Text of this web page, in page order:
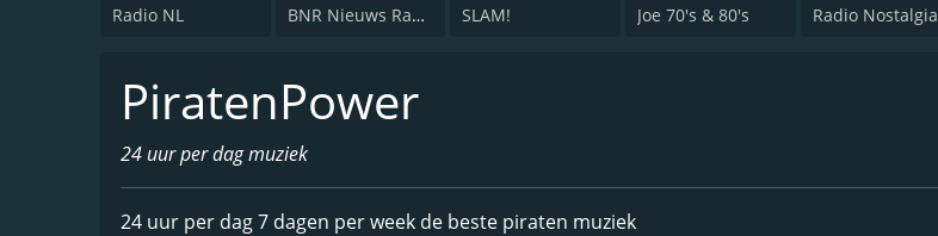
Radio NL BNR Nieuws Radio SLAM! Joe 70's & 80's Radio Nostalgia
PiratenPower
24 uur per dag muziek
24 uur per dag 7 dagen per week de beste piraten muziek